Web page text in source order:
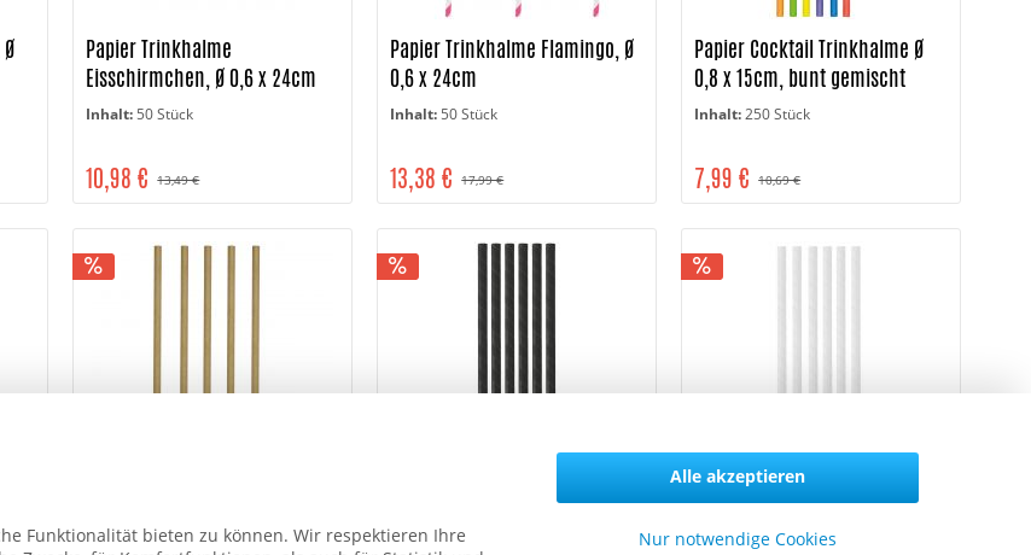
Papier Trinkhalme
Eisschirmchen, Ø 0,6 x 24cm
Inhalt: 50 Stück
13,49 €
10,98 €
Papier Trinkhalme Flamingo, Ø
0,6 x 24cm
Inhalt: 50 Stück
17,99 €
13,38 €
Papier Cocktail Trinkhalme Ø
0,8 x 15cm, bunt gemischt
Inhalt:250 Stück
10,69 €
7,99 €
x 25cm, natur
Papier Trinkhalme Jumbo Ø 0,8
x 25cm, schwarz
Papier Trinkhalme Jumbo Ø 0,8
x 25cm, weiß
Funktionalität bieten zu können. Wir respektieren Ihre
Nur notwendige Cookies
Alle akzeptieren